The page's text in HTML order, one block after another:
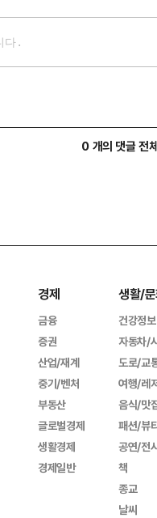
0 개의 댓글 전
경제
금융
증권
산업/재계
중기/벤처
부동산
글로벌경제
생활경제
경제일반
생활/
건강정보
자동차/
도로/교
여행/레
음식/맛
패션/뷰
공연/전
책
종교
날씨